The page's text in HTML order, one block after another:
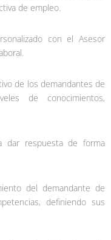
de empleo.
con el Asesor
de los demandantes de
de conocimientos,
dar respuesta de forma
del demandante de
definiendo sus